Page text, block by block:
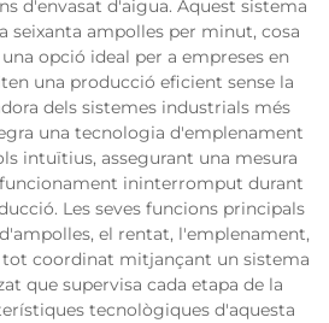
d'envasat d'aigua. Aquest sistema
seixanta ampolles per minut, cosa
opció ideal per a empreses en
una producció eficient sense la
dels sistemes industrials més
una tecnologia d'emplenament
intuïtius, assegurant una mesura
ininterromput durant
Les seves funcions principals
el rentat, l'emplenament,
coordinat mitjançant un sistema
que supervisa cada etapa de la
tecnològiques d'aquesta